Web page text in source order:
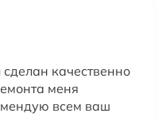
качественно
меня
всем ваш